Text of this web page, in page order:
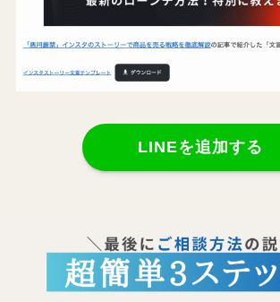
LINEを追加する